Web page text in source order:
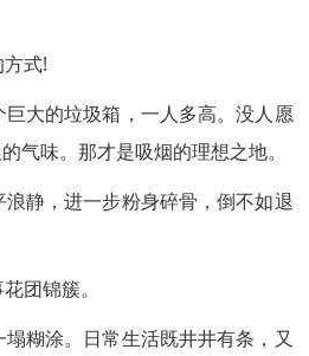
式!
大的垃圾箱，一人多高。没人愿
气味。那才是吸烟的理想之地。
静，进一步粉身碎骨，倒不如退
团锦簇。
糊涂。日常生活既井井有条，又